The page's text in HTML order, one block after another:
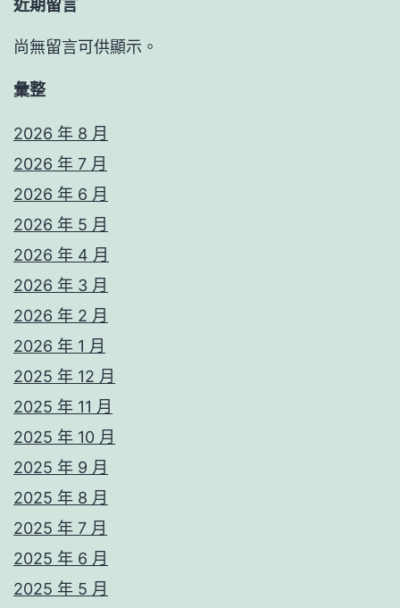
近期留言
尚無留言可供顯示。
彙整
2026 年 8 月
2026 年 7 月
2026 年 6 月
2026 年 5 月
2026 年 4 月
2026 年 3 月
2026 年 2 月
2026 年 1 月
2025 年 12 月
2025 年 11 月
2025 年 10 月
2025 年 9 月
2025 年 8 月
2025 年 7 月
2025 年 6 月
2025 年 5 月